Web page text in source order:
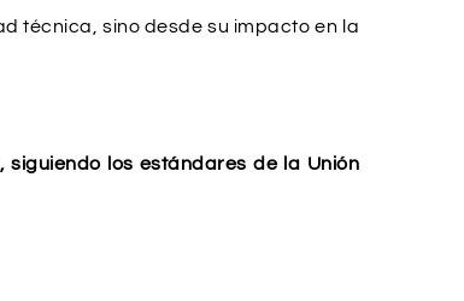
técnica, sino desde su impacto en la
los estándares de la Unión